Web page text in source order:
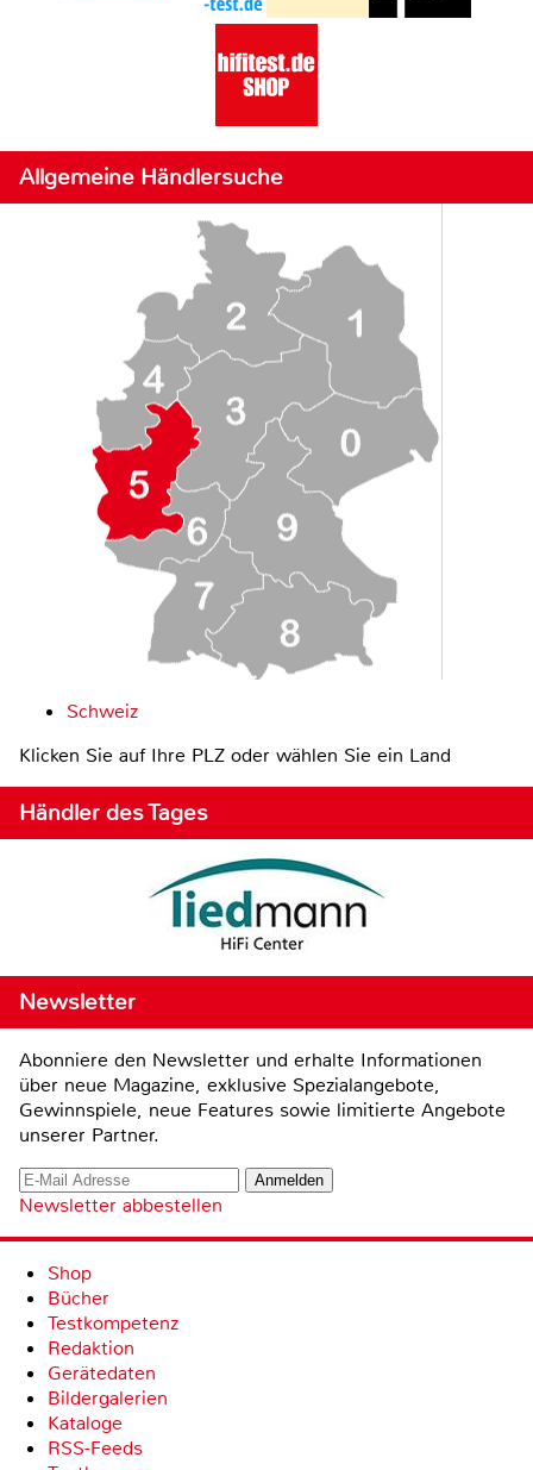
Allgemeine Händlersuche
Schweiz
Klicken Sie auf Ihre PLZ oder wählen Sie ein Land
Händler des Tages
Newsletter
Abonniere den Newsletter und erhalte Informationen
über neue Magazine, exklusive Spezialangebote,
Gewinnspiele, neue Features sowie limitierte Angebote
unserer Partner.
Newsletter abbestellen
Shop
Bücher
Testkompetenz
Redaktion
Gerätedaten
Bildergalerien
Kataloge
RSS-Feeds